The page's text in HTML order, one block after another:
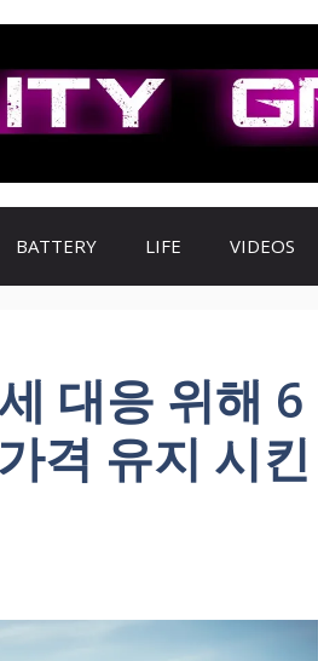
BATTERY LIFE VIDEOS
대응 위해 6
격 유지 시킨